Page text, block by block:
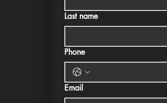
Last name
Phone
Email